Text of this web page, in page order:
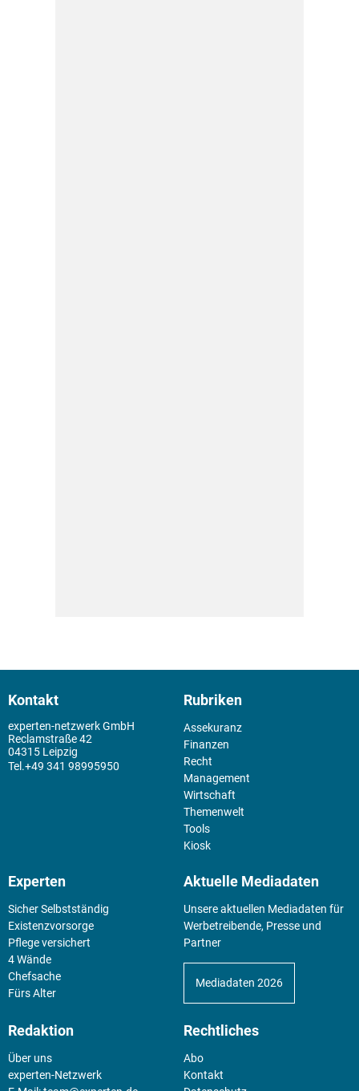
Kontakt
experten-netzwerk GmbH
Reclamstraße 42
04315 Leipzig
+49 341 98995950
Rubriken
Assekuranz
Finanzen
Recht
Management
Wirtschaft
Themenwelt
Tools
Kiosk
Experten
Sicher Selbstständig
Existenz­vorsorge
Pflege versichert
4 Wände
Chefsache
Fürs Alter
Aktuelle Mediadaten
Unsere aktuellen Mediadaten für
Werbetreibende, Presse und
Partner
Mediadaten 2026
Redaktion
Über uns
experten-Netzwerk
Rechtliches
Abo
Kontakt